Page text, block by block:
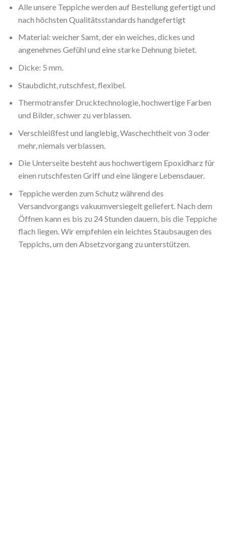
Alle unsere Teppiche werden auf Bestellung gefertigt und
nach höchsten Qualitätsstandards handgefertigt
Material: weicher Samt, der ein weiches, dickes und
angenehmes Gefühl und eine starke Dehnung bietet.
Dicke: 5 mm.
Staubdicht, rutschfest, flexibel.
Thermotransfer Drucktechnologie, hochwertige Farben
und Bilder, schwer zu verblassen.
Verschleißfest und langlebig, Waschechtheit von 3 oder
mehr, niemals verblassen.
Die Unterseite besteht aus hochwertigem Epoxidharz für
einen rutschfesten Griff und eine längere Lebensdauer.
Teppiche werden zum Schutz während des
Versandvorgangs vakuumversiegelt geliefert. Nach dem
Öffnen kann es bis zu 24 Stunden dauern, bis die Teppiche
flach liegen. Wir empfehlen ein leichtes Staubsaugen des
Teppichs, um den Absetzvorgang zu unterstützen.